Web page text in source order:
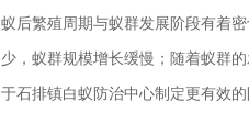
蚁后繁殖周期与蚁群发展阶段有着
少，蚁群规模增长缓慢；随着蚁群
于石排镇白蚁防治中心制定更有效